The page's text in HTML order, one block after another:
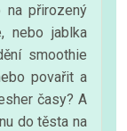
na přirozený
nebo jablka
smoothie
povařit a
časy? A
do těsta na